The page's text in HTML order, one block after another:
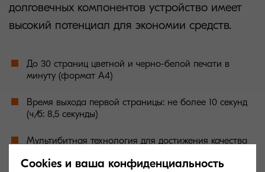
долговечных компонентов устройство имеет
высокий потенциал для экономии средств.
До 30 страниц цветной и черно-белой печати в
минуту (формат А4)
Время выхода первой страницы: не более 10 секунд
(ч/б: 8,5 секунды)
Мультибитная технология для достижения качества
Cookies и ваша конфиденциальность